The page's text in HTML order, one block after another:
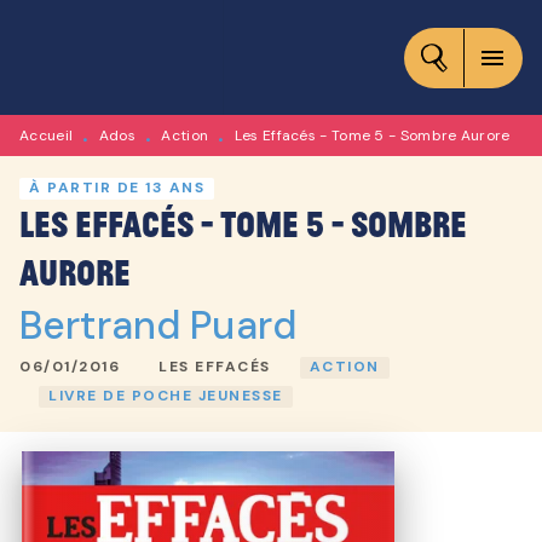
CONTENU
menu
Accueil • Ados • Action • Les Effacés - Tome 5 - Sombre Aurore
À PARTIR DE 13 ANS
Les Effacés - Tome 5 - Sombre
Aurore
Bertrand Puard
06/01/2016 LES EFFACÉS
ACTION
LIVRE DE POCHE JEUNESSE